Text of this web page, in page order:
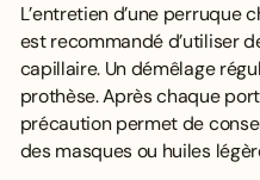
L’entretien d’une
est recommandé d’utiliser
capillaire. Un démêlage
prothèse. Après chaque
précaution permet de
des masques ou huiles